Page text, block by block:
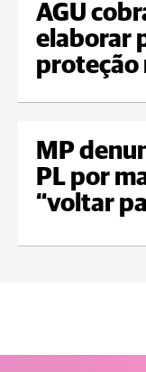
AGU
elaborar
proteção
MP
PL por
“voltar